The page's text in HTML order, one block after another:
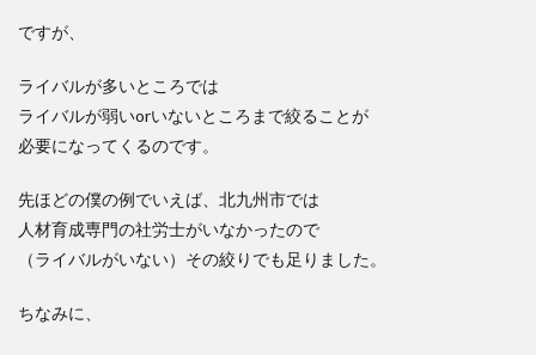
ですが、
ライバルが多いところでは
ライバルが弱いorいないところまで絞ることが
必要になってくるのです。
先ほどの僕の例でいえば、北九州市では
人材育成専門の社労士がいなかったので
（ライバルがいない）その絞りでも足りました。
ちなみに、